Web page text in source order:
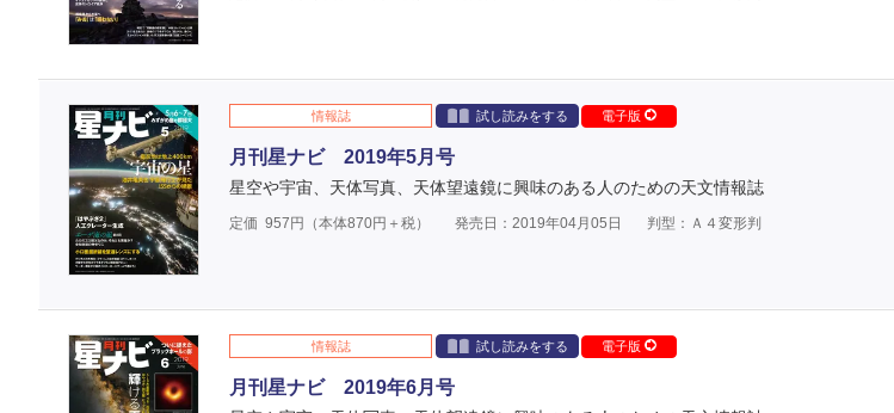
情報誌 試し読みをする 電子版
月刊星ナビ 2019年5月号
星空や宇宙、天体写真、天体望遠鏡に興味のある人のための天文情報誌
定価 957 円（本体870円＋税） 発売日：2019年04月05日 判型：Ａ４変形判
情報誌 試し読みをする 電子版
月刊星ナビ 2019年6月号